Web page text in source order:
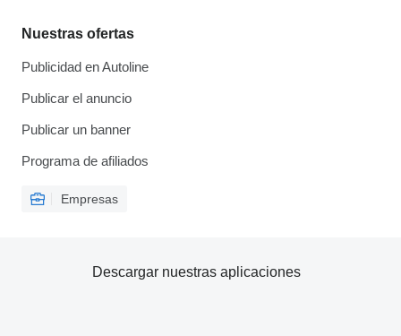
Nuestras ofertas
Publicidad en Autoline
Publicar el anuncio
Publicar un banner
Programa de afiliados
Empresas
Descargar nuestras aplicaciones